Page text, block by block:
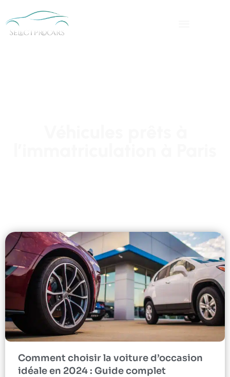
Comment choisir la voiture d’occasion
idéale en 2024 : Guide complet